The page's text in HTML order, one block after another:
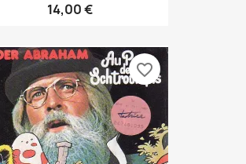
14,00 €
favorite_border